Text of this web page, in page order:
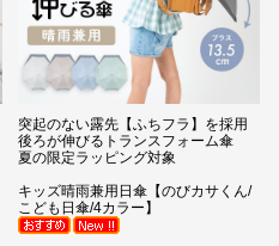
突起のない露先【ふちフラ】を採用
後ろが伸びるトランスフォーム傘
夏の限定ラッピング対象
キッズ晴雨兼用日傘【のびカサくん/
こども日傘/4カラー】